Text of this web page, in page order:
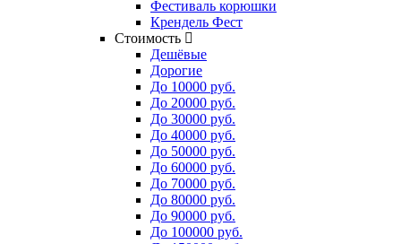
Фестиваль корюшки
Крендель Фест
Стоимость
Дешёвые
Дорогие
До 10000 руб.
До 20000 руб.
До 30000 руб.
До 40000 руб.
До 50000 руб.
До 60000 руб.
До 70000 руб.
До 80000 руб.
До 90000 руб.
До 100000 руб.